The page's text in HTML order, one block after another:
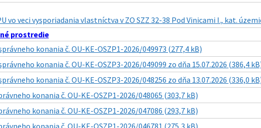
vo veci vysporiadania vlastníctva v ZO SZZ 32-38 Pod Vinicami I., kat.
prostredie
konania č. OU-KE-OSZP1-2026/049973 (277,4 kB)
konania č. OU-KE-OSZP3-2026/049099 zo dňa 15.07.2026 (386,4
konania č. OU-KE-OSZP3-2026/048256 zo dňa 13.07.2026 (336,0
konania č. OU-KE-OSZP1-2026/048065 (303,7 kB)
konania č. OU-KE-OSZP1-2026/047086 (293,7 kB)
konania č. OU-KE-OSZP1-2026/046781 (275,3 kB)